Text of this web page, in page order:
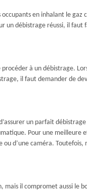
en inhalant le gaz
un débistrage réussi, il faut
à un débistrage.
il faut demander de
un parfait
Pour une meilleure
d’une caméra. Toutefois,
mais il compromet aussi le